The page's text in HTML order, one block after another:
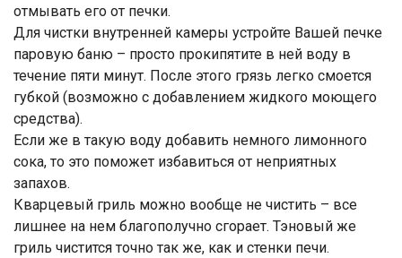
отмывать его от печки.
Для чистки внутренней камеры устройте Вашей печке
паровую баню – просто прокипятите в ней воду в
течение пяти минут. После этого грязь легко смоется
губкой (возможно с добавлением жидкого моющего
средства).
Если же в такую воду добавить немного лимонного
сока, то это поможет избавиться от неприятных
запахов.
Кварцевый гриль можно вообще не чистить – все
лишнее на нем благополучно сгорает. Тэновый же
гриль чистится точно так же, как и стенки печи.